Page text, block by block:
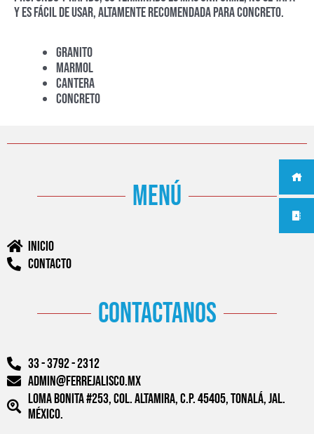
y es fácil de usar, altamente recomendada para concreto.
Granito
Marmol
Cantera
Concreto
menú
Inicio
Contacto
contactanos
33 - 3792 - 2312
admin@ferrejalisco.mx
Loma Bonita #253, Col. Altamira, C.P. 45405, Tonalá, Jal.
México.